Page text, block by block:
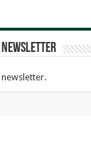
newsletter